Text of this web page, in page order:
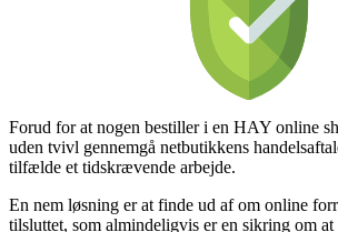
Forud for at nogen bestiller i en HAY online
uden tvivl gennemgå netbutikkens
tilfælde et tidskrævende arbejde.
En nem løsning er at finde ud af om online
tilsluttet, som almindeligvis er en sikring om at